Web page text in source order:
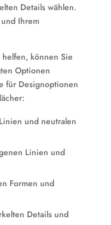
Details wählen.
Ihrem
können Sie
Optionen
für Designoptionen
und neutralen
Linien und
Formen und
Details und